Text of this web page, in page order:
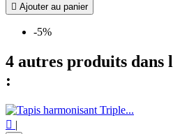
 Ajouter au panier
-5%
4 autres produits dans
:
 |